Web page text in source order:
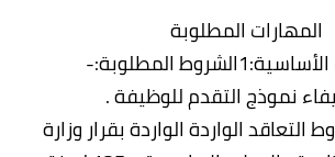
المهارات المطلوبة
المطلوبة:-
التعاقد الواردة الواردة بقرار وزارة